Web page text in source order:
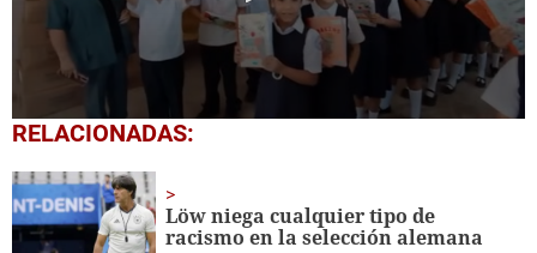
0
seconds
1
minute,
56
seconds
RELACIONADAS:
Löw niega cualquier tipo de
racismo en la selección alemana